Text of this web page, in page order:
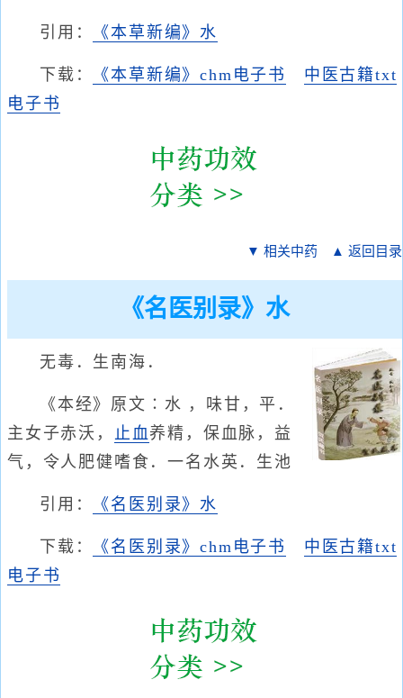
引用： 《本草新编》水
下载： 《本草新编》chm电子书
中医古籍txt
电子书
▼ 相关中药 ▲ 返回目录
《名医别录》水
无毒．生南海．
《本经》原文∶水 ，味甘，平．
主女子赤沃， 止血养精，保血脉，益
气，令人肥健嗜食．一名水英．生池
引用： 《名医别录》水
下载： 《名医别录》chm电子书
中医古籍txt
电子书